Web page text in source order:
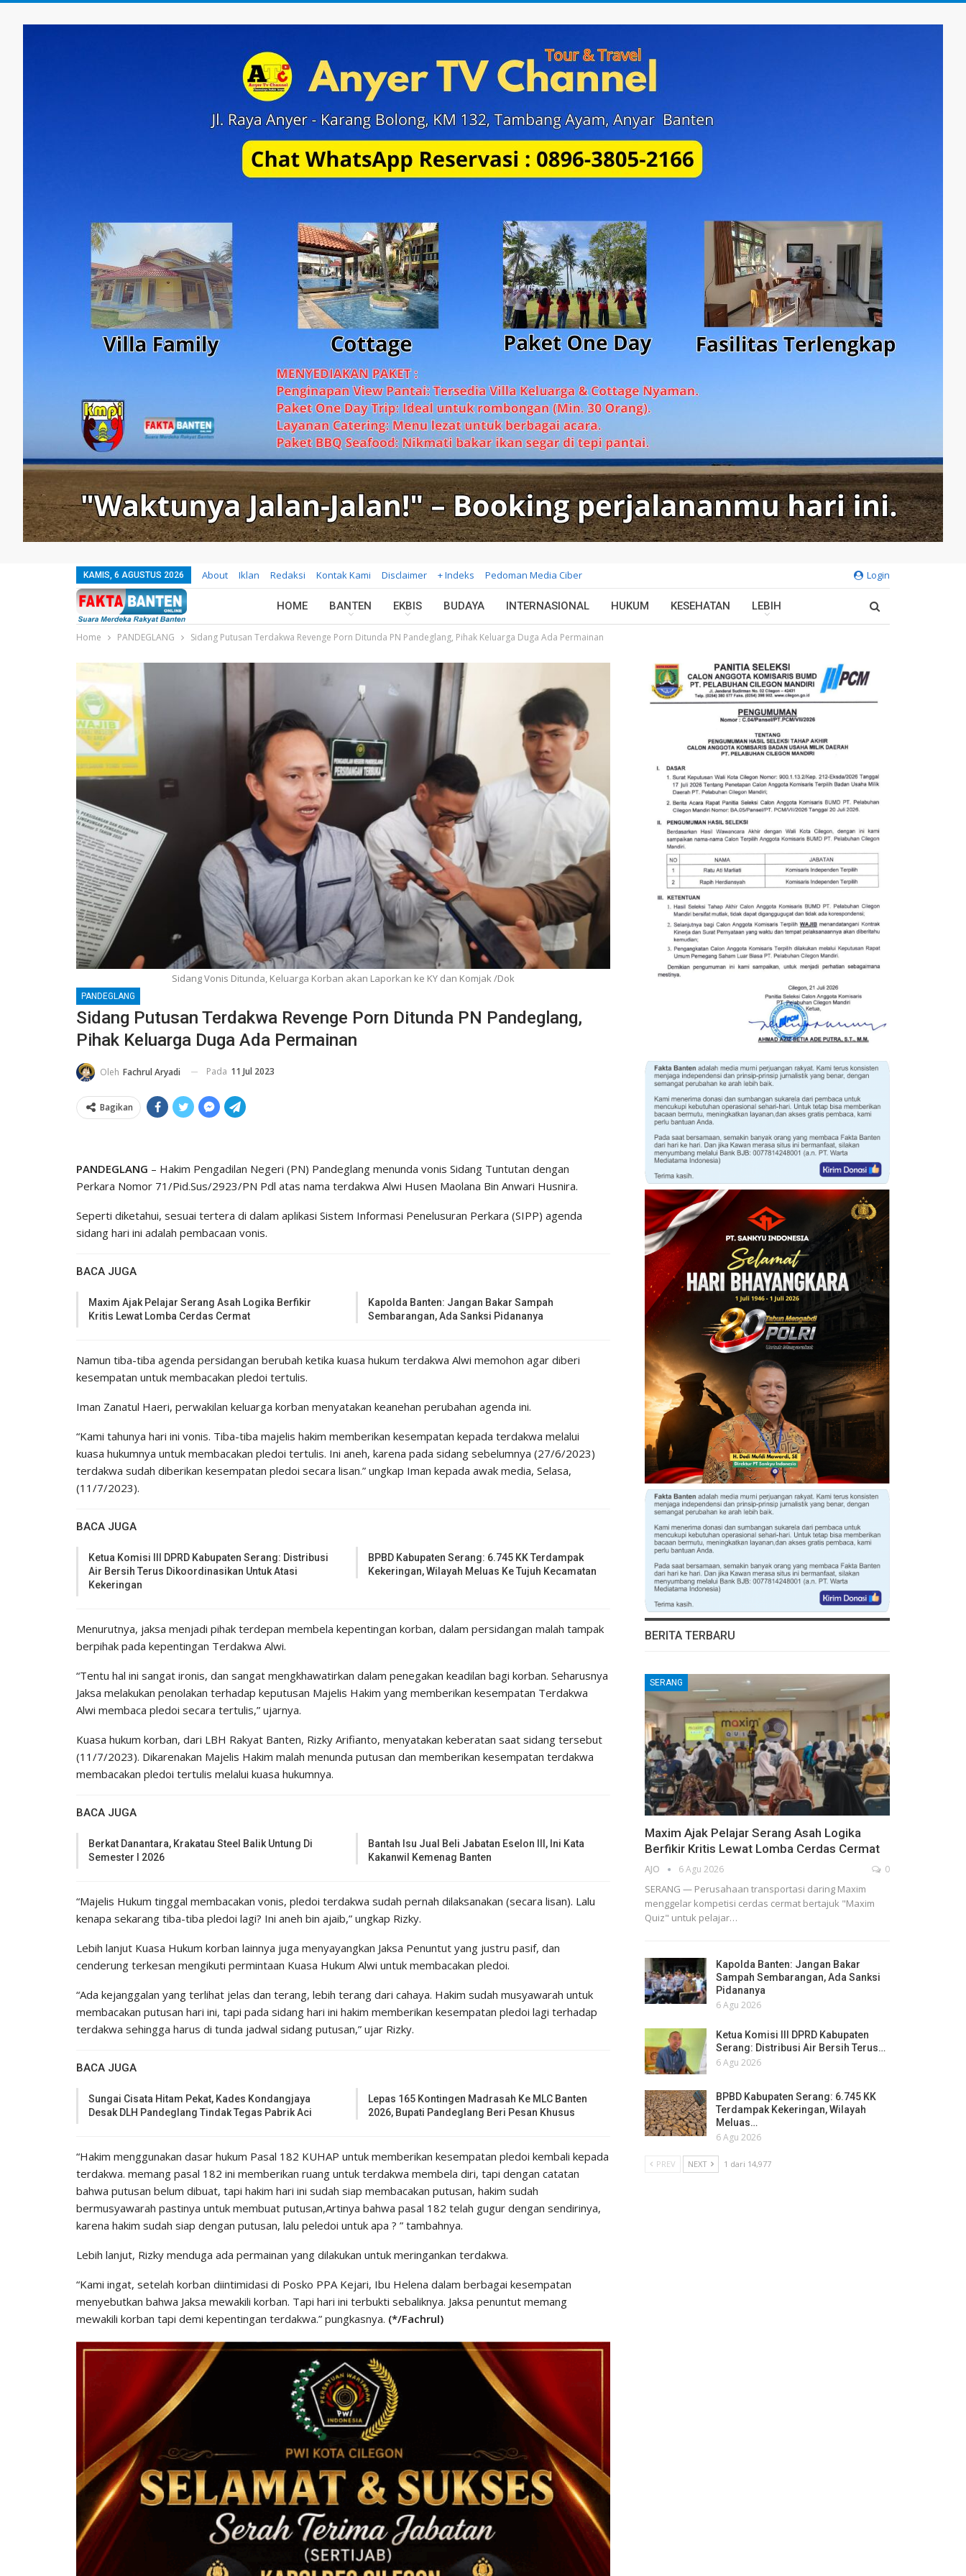
Login
KAMIS, 6 AGUSTUS 2026 About Iklan Redaksi Kontak Kami Disclaimer + Indeks Pedoman Media Ciber
HOME BANTEN EKBIS BUDAYA INTERNASIONAL HUKUM KESEHATAN LEBIH
Home PANDEGLANG Sidang Putusan Terdakwa Revenge Porn Ditunda PN Pandeglang, Pihak Keluarga Duga Ada Permainan
Sidang Vonis Ditunda, Keluarga Korban akan Laporkan ke KY dan Komjak /Dok
PANDEGLANG
Sidang Putusan Terdakwa Revenge Porn Ditunda PN Pandeglang,
Pihak Keluarga Duga Ada Permainan
Oleh Fachrul Aryadi Pada 11 Jul 2023
Bagikan
PANDEGLANG – Hakim Pengadilan Negeri (PN) Pandeglang menunda vonis Sidang Tuntutan dengan
Perkara Nomor 71/Pid.Sus/2923/PN Pdl atas nama terdakwa Alwi Husen Maolana Bin Anwari Husnira.
Seperti diketahui, sesuai tertera di dalam aplikasi Sistem Informasi Penelusuran Perkara (SIPP) agenda
sidang hari ini adalah pembacaan vonis.
BACA JUGA
Maxim Ajak Pelajar Serang Asah Logika Berfikir
Kritis Lewat Lomba Cerdas Cermat
Kapolda Banten: Jangan Bakar Sampah
Sembarangan, Ada Sanksi Pidananya
Namun tiba-tiba agenda persidangan berubah ketika kuasa hukum terdakwa Alwi memohon agar diberi
kesempatan untuk membacakan pledoi tertulis.
Iman Zanatul Haeri, perwakilan keluarga korban menyatakan keanehan perubahan agenda ini.
“Kami tahunya hari ini vonis. Tiba-tiba majelis hakim memberikan kesempatan kepada terdakwa melalui
kuasa hukumnya untuk membacakan pledoi tertulis. Ini aneh, karena pada sidang sebelumnya (27/6/2023)
terdakwa sudah diberikan kesempatan pledoi secara lisan.” ungkap Iman kepada awak media, Selasa,
(11/7/2023).
BACA JUGA
Ketua Komisi III DPRD Kabupaten Serang: Distribusi
Air Bersih Terus Dikoordinasikan Untuk Atasi
Kekeringan
BPBD Kabupaten Serang: 6.745 KK Terdampak
Kekeringan, Wilayah Meluas Ke Tujuh Kecamatan
Menurutnya, jaksa menjadi pihak terdepan membela kepentingan korban, dalam persidangan malah tampak
berpihak pada kepentingan Terdakwa Alwi.
“Tentu hal ini sangat ironis, dan sangat mengkhawatirkan dalam penegakan keadilan bagi korban. Seharusnya
Jaksa melakukan penolakan terhadap keputusan Majelis Hakim yang memberikan kesempatan Terdakwa
Alwi membaca pledoi secara tertulis,” ujarnya.
Kuasa hukum korban, dari LBH Rakyat Banten, Rizky Arifianto, menyatakan keberatan saat sidang tersebut
(11/7/2023). Dikarenakan Majelis Hakim malah menunda putusan dan memberikan kesempatan terdakwa
membacakan pledoi tertulis melalui kuasa hukumnya.
BACA JUGA
Berkat Danantara, Krakatau Steel Balik Untung Di
Semester I 2026
Bantah Isu Jual Beli Jabatan Eselon III, Ini Kata
Kakanwil Kemenag Banten
“Majelis Hukum tinggal membacakan vonis, pledoi terdakwa sudah pernah dilaksanakan (secara lisan). Lalu
kenapa sekarang tiba-tiba pledoi lagi? Ini aneh bin ajaib,” ungkap Rizky.
Lebih lanjut Kuasa Hukum korban lainnya juga menyayangkan Jaksa Penuntut yang justru pasif, dan
cenderung terkesan mengikuti permintaan Kuasa Hukum Alwi untuk membacakan pledoi.
“Ada kejanggalan yang terlihat jelas dan terang, lebih terang dari cahaya. Hakim sudah musyawarah untuk
membacakan putusan hari ini, tapi pada sidang hari ini hakim memberikan kesempatan pledoi lagi terhadap
terdakwa sehingga harus di tunda jadwal sidang putusan,” ujar Rizky.
BACA JUGA
Sungai Cisata Hitam Pekat, Kades Kondangjaya
Desak DLH Pandeglang Tindak Tegas Pabrik Aci
Lepas 165 Kontingen Madrasah Ke MLC Banten
2026, Bupati Pandeglang Beri Pesan Khusus
“Hakim menggunakan dasar hukum Pasal 182 KUHAP untuk memberikan kesempatan pledoi kembali kepada
terdakwa. memang pasal 182 ini memberikan ruang untuk terdakwa membela diri, tapi dengan catatan
bahwa putusan belum dibuat, tapi hakim hari ini sudah siap membacakan putusan, hakim sudah
bermusyawarah pastinya untuk membuat putusan,Artinya bahwa pasal 182 telah gugur dengan sendirinya,
karena hakim sudah siap dengan putusan, lalu peledoi untuk apa ? ” tambahnya.
Lebih lanjut, Rizky menduga ada permainan yang dilakukan untuk meringankan terdakwa.
“Kami ingat, setelah korban diintimidasi di Posko PPA Kejari, Ibu Helena dalam berbagai kesempatan
menyebutkan bahwa Jaksa mewakili korban. Tapi hari ini terbukti sebaliknya. Jaksa penuntut memang
mewakili korban tapi demi kepentingan terdakwa.” pungkasnya. (*/Fachrul)
BERITA TERBARU
SERANG
Maxim Ajak Pelajar Serang Asah Logika
Berfikir Kritis Lewat Lomba Cerdas Cermat
AJO 6 Agu 2026 0
SERANG — Perusahaan transportasi daring Maxim
menggelar kompetisi cerdas cermat bertajuk "Maxim
Quiz" untuk pelajar…
Kapolda Banten: Jangan Bakar
Sampah Sembarangan, Ada Sanksi
Pidananya
6 Agu 2026
Ketua Komisi III DPRD Kabupaten
Serang: Distribusi Air Bersih Terus…
6 Agu 2026
BPBD Kabupaten Serang: 6.745 KK
Terdampak Kekeringan, Wilayah
Meluas…
6 Agu 2026
PREV NEXT 1 dari 14,977